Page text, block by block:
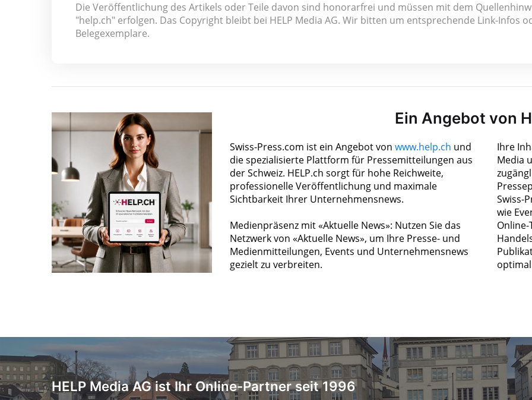
Die Veröffentlichung des Artikels oder Teile davon sind honorar­frei und müssen mit dem
"help.ch" erfolgen. Das Copyright bleibt bei HELP Media AG. Wir bitten um ent­spre­chen­de Link-Infos
Belegexemplare.
Ein Angebot von
Swiss-Press.com ist ein Angebot von www.help.ch und
die spezialisierte Plattform für Pressemitteilungen aus
der Schweiz. HELP.ch sorgt für hohe Reichweite,
professionelle Veröffentlichung und maximale
Sichtbarkeit Ihrer Unternehmensnews.
Medienpräsenz mit «Aktuelle News»: Nutzen Sie das
Netzwerk von «Aktuelle News», um Ihre Presse- und
Medienmitteilungen, Events und Unternehmensnews
gezielt zu verbreiten.
Ihre
Media
Swiss-
wie
HELP Media AG ist Ihr Online-Partner seit 1996